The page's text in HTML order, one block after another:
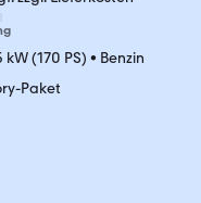
kW (170 PS) • Benzin
Paket